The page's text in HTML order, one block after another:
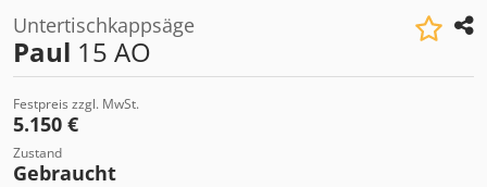
Untertischkappsäge
Paul 15 AO
Festpreis zzgl. MwSt.
5.150 €
Zustand
Gebraucht